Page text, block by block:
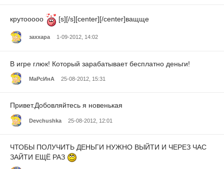
крутооооо [s][/s][center][/center]ващще
заххара 1-09-2012, 14:02
В игре глюк! Который зарабатывает бесплатно деньги!
МаРсИнА 25-08-2012, 15:31
Привет.Добовляйтесь я новенькая
Devchushka 25-08-2012, 12:01
ЧТОБЫ ПОЛУЧИТЬ ДЕНЬГИ НУЖНО ВЫЙТИ И ЧЕРЕЗ ЧАС
ЗАЙТИ ЕЩЁ РАЗ